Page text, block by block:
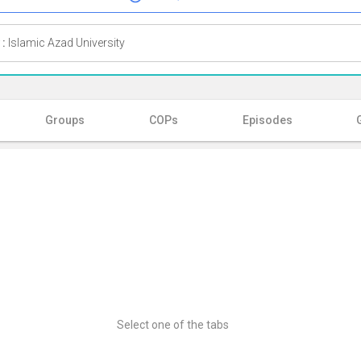
Islamic Azad University
Groups COPs Episodes
Select one of the tabs